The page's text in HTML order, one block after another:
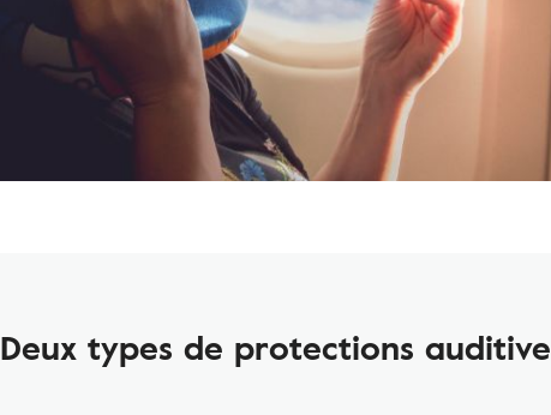
Deux types de protections